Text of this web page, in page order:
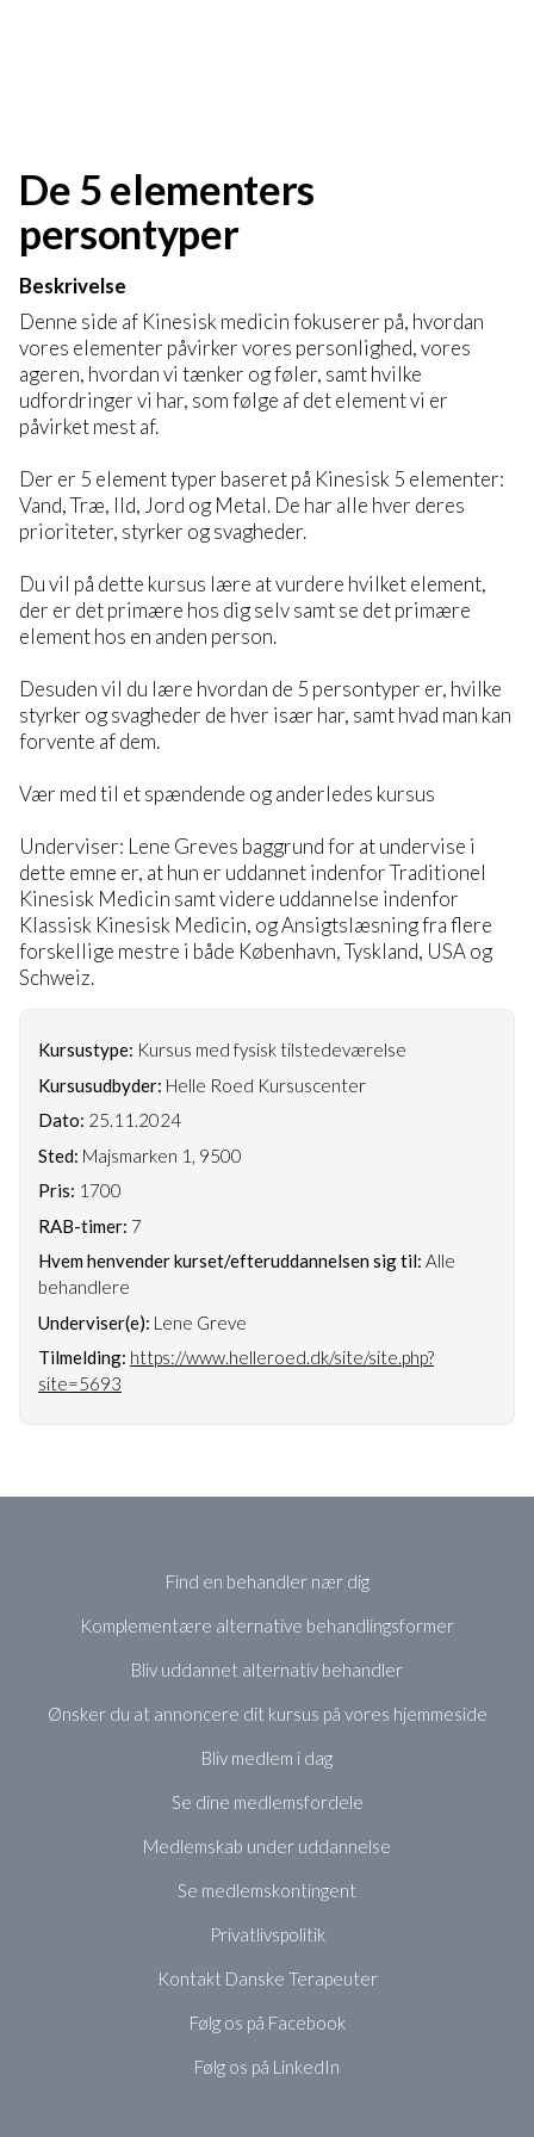
De 5 elementers
persontyper
Beskrivelse
Denne side af Kinesisk medicin fokuserer på, hvordan
vores elementer påvirker vores personlighed, vores
ageren, hvordan vi tænker og føler, samt hvilke
udfordringer vi har, som følge af det element vi er
påvirket mest af.
Der er 5 element typer baseret på Kinesisk 5 elementer:
Vand, Træ, Ild, Jord og Metal. De har alle hver deres
prioriteter, styrker og svagheder.
Du vil på dette kursus lære at vurdere hvilket element,
der er det primære hos dig selv samt se det primære
element hos en anden person.
Desuden vil du lære hvordan de 5 persontyper er, hvilke
styrker og svagheder de hver især har, samt hvad man kan
forvente af dem.
Vær med til et spændende og anderledes kursus
Underviser: Lene Greves baggrund for at undervise i
dette emne er, at hun er uddannet indenfor Traditionel
Kinesisk Medicin samt videre uddannelse indenfor
Klassisk Kinesisk Medicin, og Ansigtslæsning fra flere
forskellige mestre i både København, Tyskland, USA og
Schweiz.
Kursustype: Kursus med fysisk tilstedeværelse
Kursusudbyder: Helle Roed Kursuscenter
Dato: 25.11.2024
Sted: Majsmarken 1, 9500
Pris: 1700
RAB-timer: 7
Hvem henvender kurset/efteruddannelsen sig til: Alle
behandlere
Underviser(e): Lene Greve
Tilmelding: https://www.helleroed.dk/site/site.php?
site=5693
Find en behandler nær dig
Komplementære alternative behandlingsformer
Bliv uddannet alternativ behandler
Ønsker du at annoncere dit kursus på vores hjemmeside
Bliv medlem i dag
Se dine medlemsfordele
Medlemskab under uddannelse
Se medlemskontingent
Privatlivspolitik
Kontakt Danske Terapeuter
Følg os på Facebook
Følg os på LinkedIn